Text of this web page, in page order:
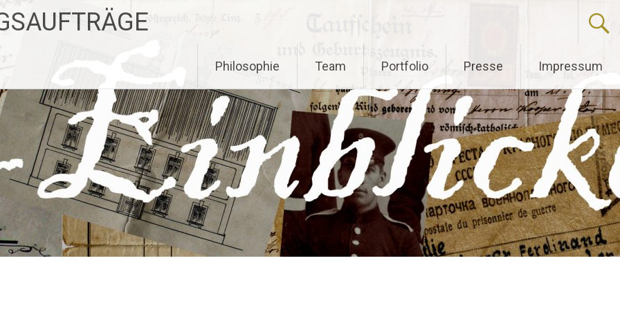
Philosophie Team Portfolio Presse Impressum